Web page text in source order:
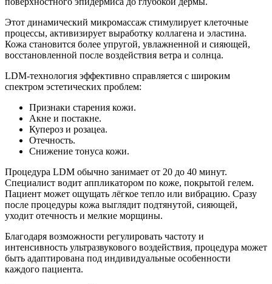
Этот динамический микромассаж стимулирует клеточные
процессы, активизирует выработку коллагена и эластина.
Кожа становится более упругой, увлажненной и сияющей,
восстановленной после воздействия ветра и солнца.
LDM-технология эффективно справляется с широким
спектром эстетических проблем:
Признаки старения кожи.
Акне и постакне.
Купероз и розацеа.
Отечность.
Снижение тонуса кожи.
Процедура LDM обычно занимает от 20 до 40 минут.
Специалист водит аппликатором по коже, покрытой гелем.
Пациент может ощущать лёгкое тепло или вибрацию. Сразу
после процедуры кожа выглядит подтянутой, сияющей,
уходит отечность и мелкие морщины.
Благодаря возможности регулировать частоту и
интенсивность ультразвукового воздействия, процедура может
быть адаптирована под индивидуальные особенности
каждого пациента.